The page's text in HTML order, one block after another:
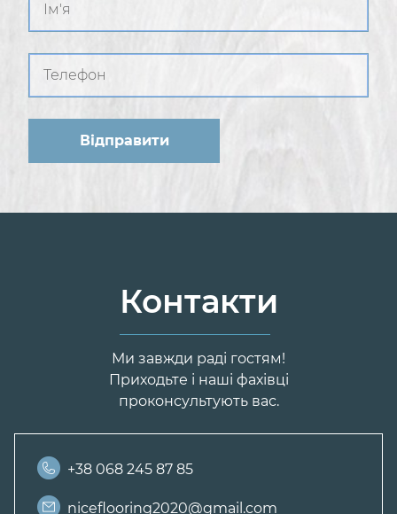
Контакти
Ми завжди раді гостям!
Приходьте і наші фахівці
проконсультують вас.
+38 068 245 87 85
niceflooring2020@gmail.com